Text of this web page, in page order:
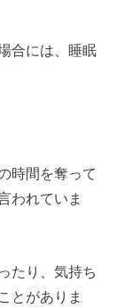
合には、睡眠
時間を奪って
われていま
たり、気持ち
とがありま